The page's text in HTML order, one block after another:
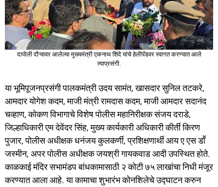
दापोली दौऱ्यावर आलेल्या मुख्यमंत्री एकनाथ शिंदे यांचे हेलीपॅडवर स्वागत करण्यात आले
त्याप्रसंगी.
या भूमिपूजनप्रसंगी पालकमंत्री उदय सामंत, खासदार सुनिल तटकरे,
आमदार योगेश कदम, माजी मंत्री रामदास कदम, माजी आमदार सदानंद
चव्हाण, कोकण विभागाचे विशेष पोलीस महानिरीक्षक संजय दराडे,
जिल्हाधिकारी एम देवेंदर सिंह, मुख्य कार्यकारी अधिकारी कीर्ती किरण
पुजार, पोलीस अधीक्षक धनंजय कुलकर्णी, प्रशिक्षणार्थी आय ए एस डाॕ
जस्मीन, अपर पोलीस अधीक्षक जयश्री गायकवाड आदी उपस्थित होते.
काळकाई मंदिर सभामंडप बांधकामासाठी २ कोटी ७५ लाखांचा निधी मंजूर
करण्यात आला आहे. या कामाचा शुभारंभ कोनशिलेचे उद्घाटन करुन